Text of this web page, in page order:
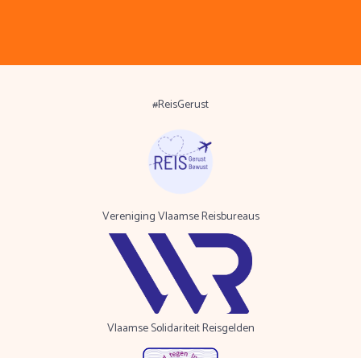
#ReisGerust
Vereniging Vlaamse Reisbureaus
Vlaamse Solidariteit Reisgelden